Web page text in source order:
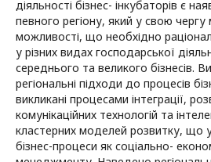
діяльності бізнес- інкубаторів є
певного регіону, який у свою
можливості, що необхідно
у різних видах господарської
середнього та великого бізнесів.
регіональні підходи до процесів
викликані процесами інтеграції,
комунікаційних технологій та
кластерних моделей розвитку, що
бізнес-процеси як соціально-